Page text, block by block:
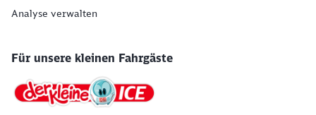
Analyse verwalten
Für unsere kleinen Fahrgäste